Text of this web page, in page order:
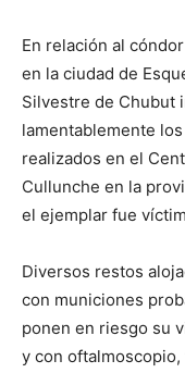
En relación al
en la ciudad de
Silvestre de Chubut
lamentablemente
realizados en el
Cullunche en la
el ejemplar fue
Diversos restos
con municiones
ponen en riesgo su
y con